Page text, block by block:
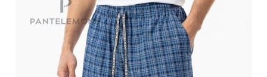
галереи
изображений
галереи
изображений